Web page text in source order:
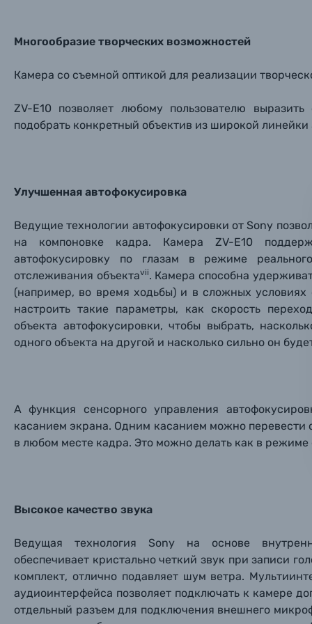
Мы
Мы
Фотокамеры моментальной печати
Видеокамеры
Вспышки для фотоаппаратов
Аксессуары для фото и видеокамер
Оптические приборы
Электроника
Материалы
Фоторамки
Книги о фотографии, альбомы известных
Солнцезащитные очки
Б/У фототехника (Комиссионные товары)
Вами с
Номер
Многообразие творческих возможностей
Камера со съемной оптикой для реализации
ZV-E10 позволяет любому пользователю
подобрать конкретный объектив из широкой
Улучшенная автофокусировка
Ведущие технологии автофокусировки от Sony
на компоновке кадра. Камера ZV-E10
автофокусировку по глазам в режиме
отслеживания объектаvii. Камера способна
(например, во время ходьбы) и в сложных
настроить такие параметры, как скорость
объекта автофокусировки, чтобы выбрать,
одного объекта на другой и насколько сильно он
А функция сенсорного управления
касанием экрана. Одним касанием можно перевести
в любом месте кадра. Это можно делать как в
Высокое качество звука
Ведущая технология Sony на основе
обеспечивает кристально четкий звук при записи
комплект, отлично подавляет шум ветра.
аудиоинтерфейса позволяет подключать к камере
отдельный разъем для подключения внешнего
Мы